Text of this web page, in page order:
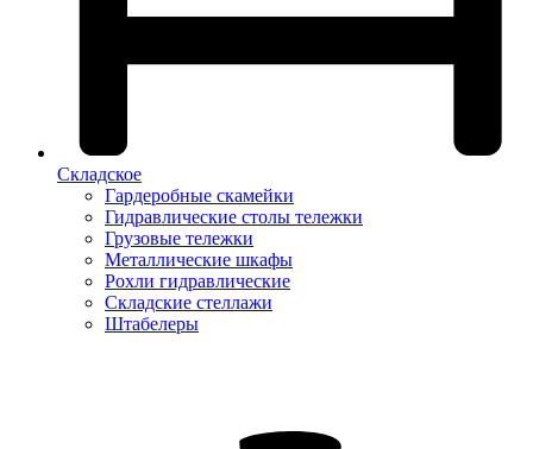
Складское
Гардеробные скамейки
Гидравлические столы тележки
Грузовые тележки
Металлические шкафы
Рохли гидравлические
Складские стеллажи
Штабелеры